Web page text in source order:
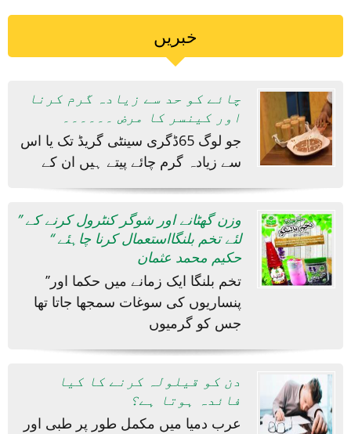
خبریں
چائے کو حد سے زیادہ گرم کرنا
اور کینسر کا مرض ۔۔۔۔۔۔
جو لوگ 65ڈگری سینٹی گریڈ تک یا اس
سے زیادہ گرم چائے پیتے ہیں ان کے
’’ وزن گھٹانے اور شوگر کنٹرول کرنے کے
لئے تخم بلنگااستعمال کرنا چاہئے ‘‘
حکیم محمد عثمان
’’تخم بلنگا ایک زمانے میں حکما اور
پنساریوں کی سوغات سمجھا جاتا تھا
جس کو گرمیوں
دن کو قیلولہ کرنے کا کیا
فائدہ ہوتا ہے؟
عرب دمیا میں مکمل طور پر طبی اور